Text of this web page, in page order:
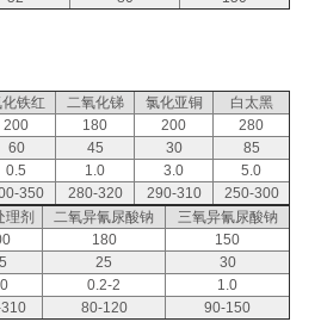
铁红 二氧化锑 氯化亚铜
白太黑
200 180 200
280
60 45 30
85
0.5 1.0 3.0
5.0
350 280-320 290-310
250-300
理剂 二氧异氰尿酸钠
三氧异氰尿酸钠
180
150
25
30
0.2-2
1.0
80-120 90-150